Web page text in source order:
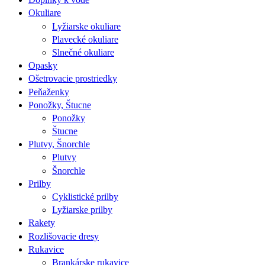
Okuliare
Lyžiarske okuliare
Plavecké okuliare
Slnečné okuliare
Opasky
Ošetrovacie prostriedky
Peňaženky
Ponožky, Štucne
Ponožky
Štucne
Plutvy, Šnorchle
Plutvy
Šnorchle
Prilby
Cyklistické prilby
Lyžiarske prilby
Rakety
Rozlišovacie dresy
Rukavice
Brankárske rukavice